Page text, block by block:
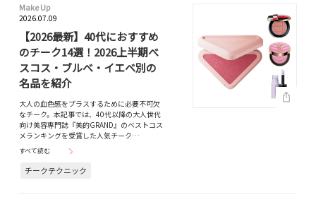
Make Up
2026.07.09
【2026最新】40代におすすめ
のチーク14選！2026上半期べ
スコス・ブルべ・イエベ別の
名品を紹介
大人の血色感をプラスするために必要不可欠
なチーク。本記事では、40代以降の大人世代
向け美容専門誌『美的GRAND』のベストコス
メランキングを受賞した人気チーク…
すべて読む
チークテクニック